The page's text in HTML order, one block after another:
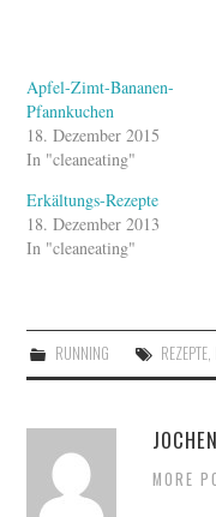
Apfel-Zimt-Bananen-
Pfannkuchen
18. Dezember 2015
In "cleaneating"
Erkältungs-Rezepte
18. Dezember 2013
In "cleaneating"
RUNNING REZEPTE,
MORE